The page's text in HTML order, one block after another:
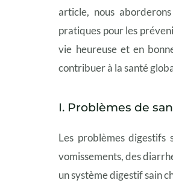
article, nous
pratiques pour les
vie heureuse et en
contribuer à la santé
I. Problèmes de
Les problèmes
vomissements, des
un système digestif sain